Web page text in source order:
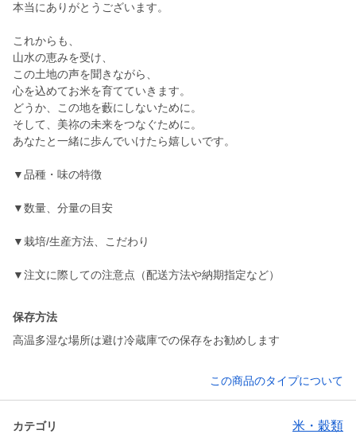
本当にありがとうございます。
これからも、
山水の恵みを受け、
この土地の声を聞きながら、
心を込めてお米を育てていきます。
どうか、この地を藪にしないために。
そして、美祢の未来をつなぐために。
あなたと一緒に歩んでいけたら嬉しいです。
▼品種・味の特徴
▼数量、分量の目安
▼栽培/生産方法、こだわり
▼注文に際しての注意点（配送方法や納期指定など）
保存方法
高温多湿な場所は避け冷蔵庫での保存をお勧めします
この商品のタイプについて
カテゴリ 米・穀類